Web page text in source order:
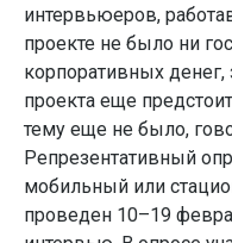
интервьюеров,
проекте не было ни
корпоративных
проекта еще
тему еще не было,
Репрезентативный
мобильный или
проведен 10–19